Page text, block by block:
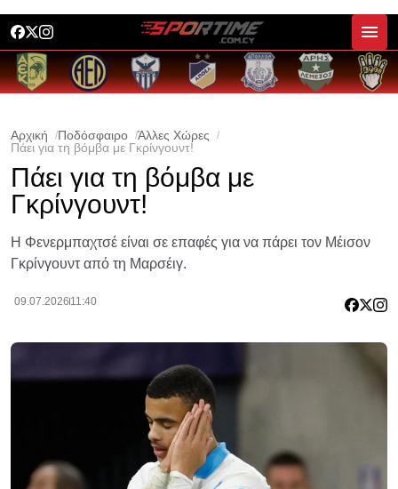
Αρχική Ποδόσφαιρο
Άλλες Χώρες
Πάει για τη βόμβα με Γκρίνγουντ!
Πάει για τη βόμβα με
Γκρίνγουντ!
Η Φενερμπαχτσέ είναι σε επαφές για να πάρει τον Μέισον
Γκρίνγουντ από τη Μαρσέιγ.
09.07.2026 11:40